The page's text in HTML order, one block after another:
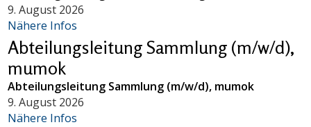
9. August 2026
Nähere Infos
Abteilungsleitung Sammlung (m/w/d),
mumok
Abteilungsleitung Sammlung (m/w/d), mumok
9. August 2026
Nähere Infos